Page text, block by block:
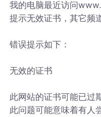
我的电脑最近访问
提示无效证书，其它频
错误提示如下：
无效的证书
此网站的证书可能已过
此问题可能意味着有人